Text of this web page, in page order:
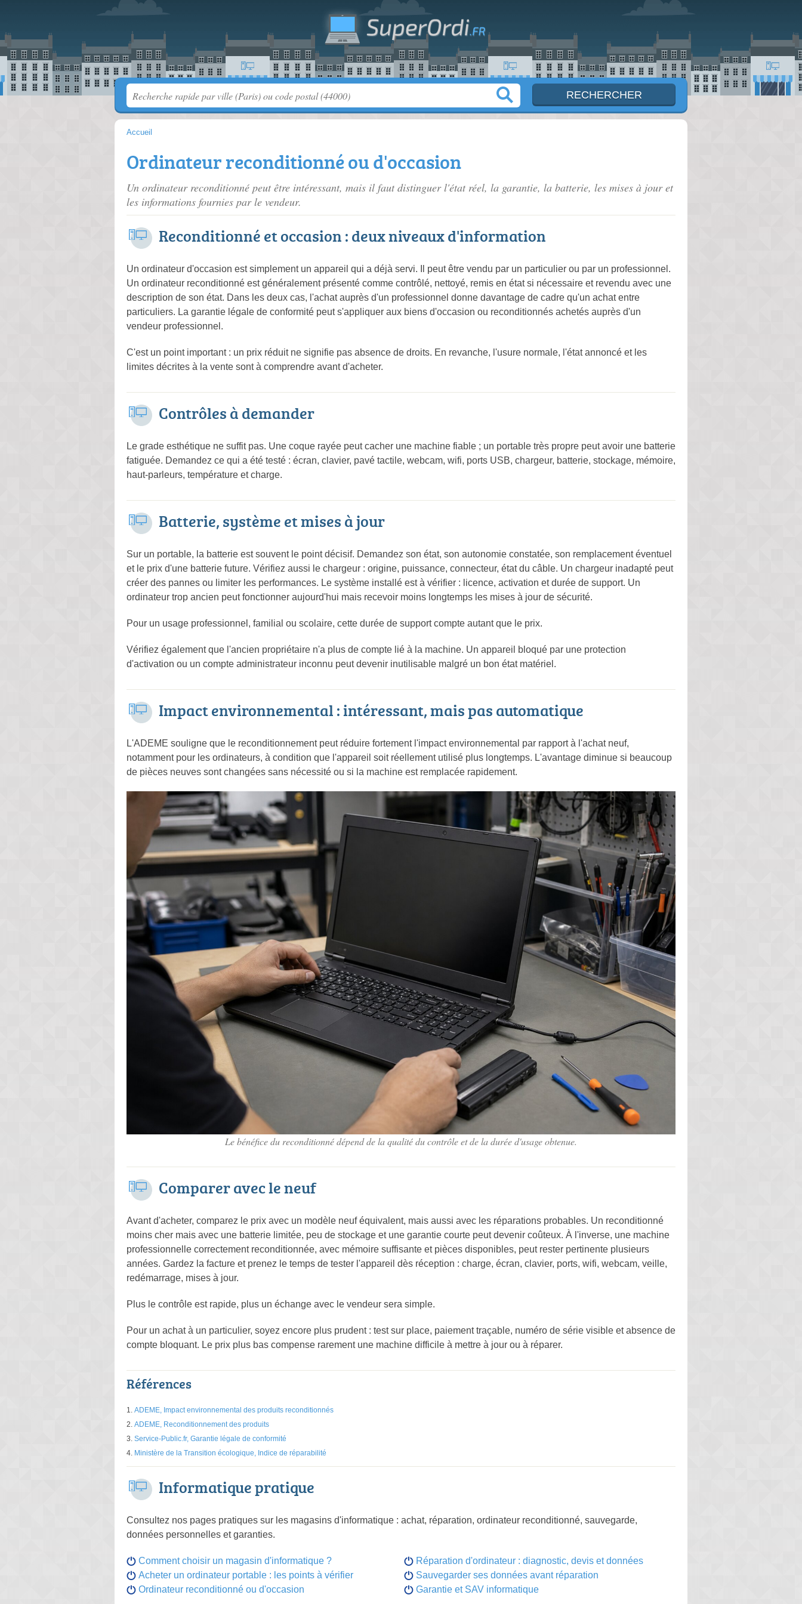
Accueil
Ordinateur reconditionné ou d'occasion
Un ordinateur reconditionné peut être intéressant, mais il faut distinguer l'état réel, la garantie, la batterie, les mises à jour et
les informations fournies par le vendeur.
Reconditionné et occasion : deux niveaux d'information
Un ordinateur d'occasion est simplement un appareil qui a déjà servi. Il peut être vendu par un particulier ou par un professionnel.
Un ordinateur reconditionné est généralement présenté comme contrôlé, nettoyé, remis en état si nécessaire et revendu avec une
description de son état. Dans les deux cas, l'achat auprès d'un professionnel donne davantage de cadre qu'un achat entre
particuliers. La garantie légale de conformité peut s'appliquer aux biens d'occasion ou reconditionnés achetés auprès d'un
vendeur professionnel.
C'est un point important : un prix réduit ne signifie pas absence de droits. En revanche, l'usure normale, l'état annoncé et les
limites décrites à la vente sont à comprendre avant d'acheter.
Contrôles à demander
Le grade esthétique ne suffit pas. Une coque rayée peut cacher une machine fiable ; un portable très propre peut avoir une batterie
fatiguée. Demandez ce qui a été testé : écran, clavier, pavé tactile, webcam, wifi, ports USB, chargeur, batterie, stockage, mémoire,
haut-parleurs, température et charge.
Batterie, système et mises à jour
Sur un portable, la batterie est souvent le point décisif. Demandez son état, son autonomie constatée, son remplacement éventuel
et le prix d'une batterie future. Vérifiez aussi le chargeur : origine, puissance, connecteur, état du câble. Un chargeur inadapté peut
créer des pannes ou limiter les performances. Le système installé est à vérifier : licence, activation et durée de support. Un
ordinateur trop ancien peut fonctionner aujourd'hui mais recevoir moins longtemps les mises à jour de sécurité.
Pour un usage professionnel, familial ou scolaire, cette durée de support compte autant que le prix.
Vérifiez également que l'ancien propriétaire n'a plus de compte lié à la machine. Un appareil bloqué par une protection
d'activation ou un compte administrateur inconnu peut devenir inutilisable malgré un bon état matériel.
Impact environnemental : intéressant, mais pas automatique
L'ADEME souligne que le reconditionnement peut réduire fortement l'impact environnemental par rapport à l'achat neuf,
notamment pour les ordinateurs, à condition que l'appareil soit réellement utilisé plus longtemps. L'avantage diminue si beaucoup
de pièces neuves sont changées sans nécessité ou si la machine est remplacée rapidement.
Le bénéfice du reconditionné dépend de la qualité du contrôle et de la durée d'usage obtenue.
Comparer avec le neuf
Avant d'acheter, comparez le prix avec un modèle neuf équivalent, mais aussi avec les réparations probables. Un reconditionné
moins cher mais avec une batterie limitée, peu de stockage et une garantie courte peut devenir coûteux. À l'inverse, une machine
professionnelle correctement reconditionnée, avec mémoire suffisante et pièces disponibles, peut rester pertinente plusieurs
années. Gardez la facture et prenez le temps de tester l'appareil dès réception : charge, écran, clavier, ports, wifi, webcam, veille,
redémarrage, mises à jour.
Plus le contrôle est rapide, plus un échange avec le vendeur sera simple.
Pour un achat à un particulier, soyez encore plus prudent : test sur place, paiement traçable, numéro de série visible et absence de
compte bloquant. Le prix plus bas compense rarement une machine difficile à mettre à jour ou à réparer.
Références
ADEME, Impact environnemental des produits reconditionnés
ADEME, Reconditionnement des produits
Service-Public.fr, Garantie légale de conformité
Ministère de la Transition écologique, Indice de réparabilité
Informatique pratique
Consultez nos pages pratiques sur les magasins d'informatique : achat, réparation, ordinateur reconditionné, sauvegarde,
données personnelles et garanties.
Comment choisir un magasin d'informatique ?
Acheter un ordinateur portable : les points à vérifier
Ordinateur reconditionné ou d'occasion
Réparation d'ordinateur : diagnostic, devis et données
Sauvegarder ses données avant réparation
Garantie et SAV informatique